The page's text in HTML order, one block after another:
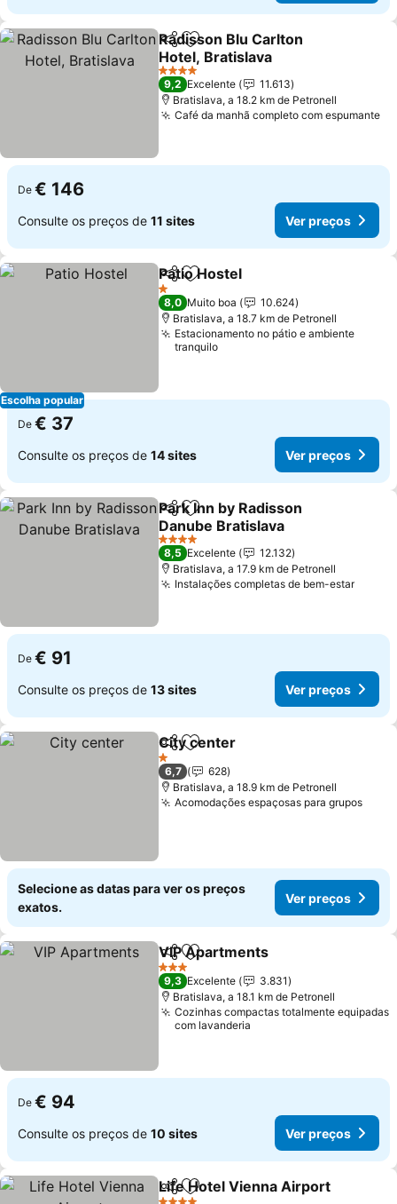
PartilharAdicionar aos favoritos
Radisson Blu Carlton
Hotel, Bratislava
Ver preços
4 Estrelas
9,2 Excelente
11.613
Bratislava, a 18.2 km de Petronell
Café da manhã completo com espumante
De € 146
Consulte os preços de 11 sites Ver preços
Escolha popular
PartilharAdicionar aos favoritos
Patio Hostel
1 Estrelas
8,0 Muito boa
10.624
Bratislava, a 18.7 km de Petronell
Estacionamento no pátio e ambiente
tranquilo
De € 37
Consulte os preços de 14 sites Ver preços
PartilharAdicionar aos favoritos
Park Inn by Radisson
Danube Bratislava
Ver preços
4 Estrelas
8,5 Excelente
12.132
Bratislava, a 17.9 km de Petronell
Instalações completas de bem-estarVer
De € 91
Consulte os preços de 13 sites Ver preços
PartilharAdicionar aos favoritos
City center
1 Estrelas
6,7
628
Bratislava, a 18.9 km de Petronell
Acomodações espaçosas para gruposVer
Selecione as datas para ver os preços
exatos.
Ver preços
PartilharAdicionar aos favoritos
VIP Apartments
3 Estrelas
9,3 Excelente
3.831
Bratislava, a 18.1 km de Petronell
Cozinhas compactas totalmente equipadas
com lavanderia
De € 94
Consulte os preços de 10 sites Ver preços
PartilharAdicionar aos favoritos
Life Hotel Vienna Airport